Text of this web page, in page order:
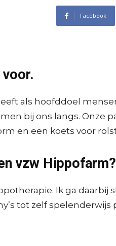
Facebook
als hoofddoel
bij ons langs. Onze
en een koets voor
vzw Hippofarm?
Ik ga
tot zelf spelenderwijs